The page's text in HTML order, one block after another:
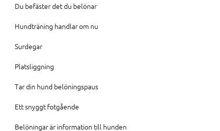
Du befäster det du belönar
Hundträning handlar om nu
Surdegar
Platsliggning
Tar din hund belöningspaus
Ett snyggt fotgående
Belöningar är information till hunden